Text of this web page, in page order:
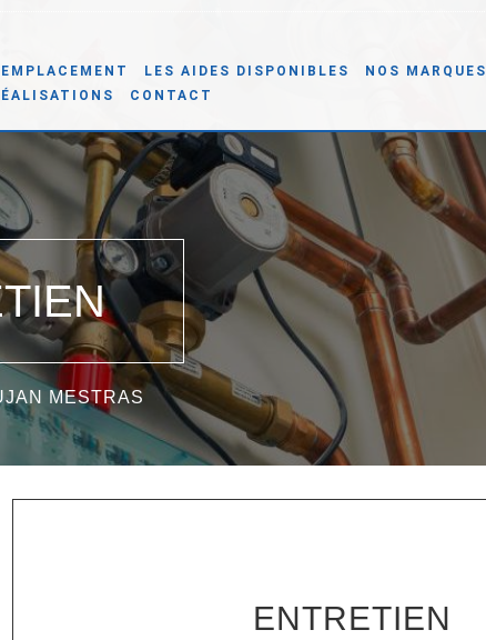
LES AIDES DISPONIBLES
NOS MARQUES
CONTACT
MESTRAS
ENTRETIEN